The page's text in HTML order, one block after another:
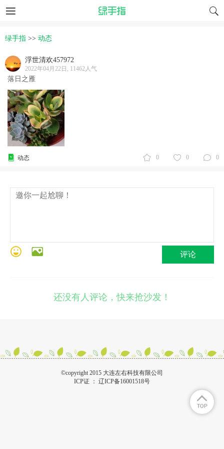
绿手指 >> 动态
浮世清欢457972
2022年04月22日, 11462人气
落日之雁
0 0 0
动态
评论
还没有人评论，快来抢沙发！
©copyright 2015 大连左右科技有限公司
ICP证 ： 辽ICP备16001518号